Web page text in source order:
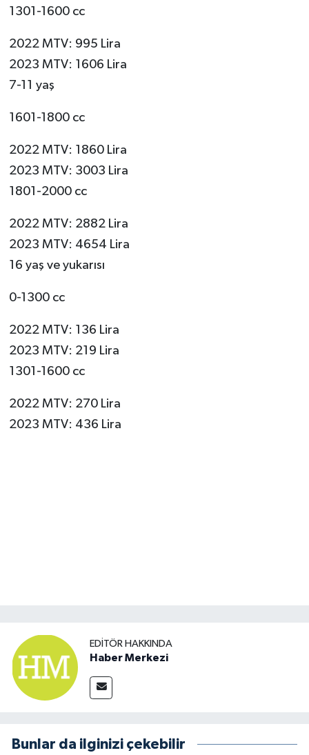
1301-1600 cc
2022 MTV: 995 Lira
2023 MTV: 1606 Lira
7-11 yaş
1601-1800 cc
2022 MTV: 1860 Lira
2023 MTV: 3003 Lira
1801-2000 cc
2022 MTV: 2882 Lira
2023 MTV: 4654 Lira
16 yaş ve yukarısı
0-1300 cc
2022 MTV: 136 Lira
2023 MTV: 219 Lira
1301-1600 cc
2022 MTV: 270 Lira
2023 MTV: 436 Lira
EDITÖR HAKKINDA
Haber Merkezi
Bunlar da ilginizi çekebilir